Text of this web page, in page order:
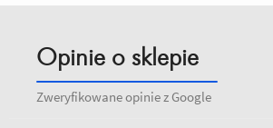
Opinie o sklepie
Zweryfikowane opinie z Google